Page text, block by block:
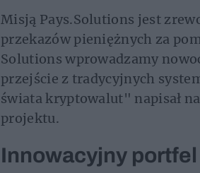
Misją Pays.Solutions jest
przekazów pieniężnych za
Solutions wprowadzamy
przejście z tradycyjnych
świata kryptowalut" napisał
projektu.
Innowacyjny